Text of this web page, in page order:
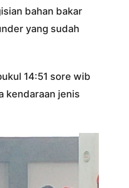
bahan bakar
yang sudah
14:51 sore wib
kendaraan jenis